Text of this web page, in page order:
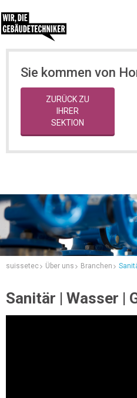
Sie kommen von
ZURÜCK ZU
IHRER
SEKTION
suissetec Über uns Branchen
Sanitär | Wasser |